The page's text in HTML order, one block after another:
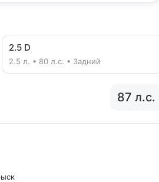
2.5 D
2.5 л. • 80 л.с. • Задний
87 л.с.